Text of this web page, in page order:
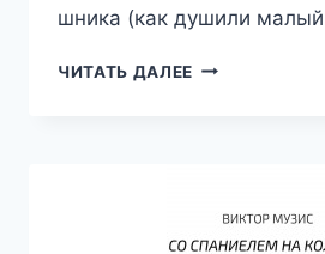
шника (как душили малый
ЧИТАТЬ ДАЛЕЕ СТРАДАНИЯ
БИЗНЕС)
—